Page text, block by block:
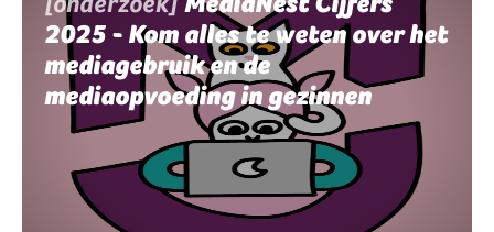
2025 - Kom alles te weten over het
mediagebruik en de
mediaopvoeding in gezinnen